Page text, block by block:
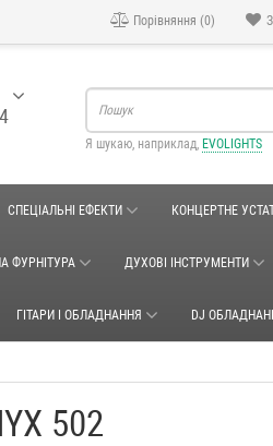
Порівняння (0)
Я шукаю, наприклад, EVOLIGHTS
СПЕЦІАЛЬНІ ЕФЕКТИ КОНЦЕРТНЕ
ФУРНІТУРА ДУХОВІ ІНСТРУМЕНТИ
ГІТАРИ І ОБЛАДНАННЯ DJ
502